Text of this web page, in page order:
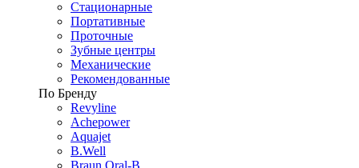
Стационарные
Портативные
Проточные
Зубные центры
Механические
Рекомендованные
По Бренду
Revyline
Achepower
Aquajet
B.Well